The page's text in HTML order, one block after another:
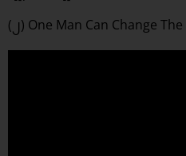
(၂) One Man Can Change